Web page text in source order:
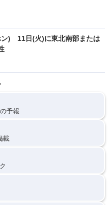
ン) 11日(火)に東北南部または
予報
載